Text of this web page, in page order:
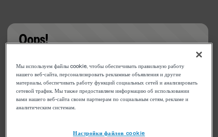
Oops!
Something went wrong. Please try refreshing the
app
Мы используем файлы cookie, чтобы обеспечивать правильную работу
нашего веб-сайта, персонализировать рекламные объявления и другие
материалы, обеспечивать работу функций социальных сетей и анализировать
сетевой трафик. Мы также предоставляем информацию об использовании
вами нашего веб-сайта своим партнерам по социальным сетям, рекламе и
аналитическим системам.
Настройки файлов cookie